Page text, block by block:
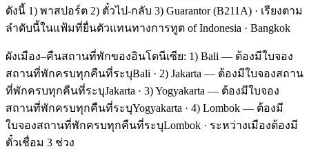
ดังนี้ 1) พาสปอร์ต 2) ตั๋วไป-กลับ 3) Guarantor (B211A) · เรียงตาม
ลำดับนี้ในแฟ้มที่ยื่นตัวแทนทางการทูต of Indonesia · Bangkok
ผังเมือง–คืนสถานที่พักของอินโดนีเซีย: 1) Bali — ต้องมีใบจอง
สถานที่พักครบทุกคืนที่ระบุBali · 2) Jakarta — ต้องมีใบจองสถาน
ที่พักครบทุกคืนที่ระบุJakarta · 3) Yogyakarta — ต้องมีใบจอง
สถานที่พักครบทุกคืนที่ระบุYogyakarta · 4) Lombok — ต้องมี
ใบจองสถานที่พักครบทุกคืนที่ระบุLombok · ระหว่างเมืองต้องมี
ตั๋วเชื่อม 3 ช่วง